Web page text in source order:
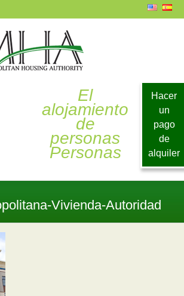
El
alojamiento
de
personas
Personas
Hacer
un
pago
de
alquiler
Vivienda-Autoridad